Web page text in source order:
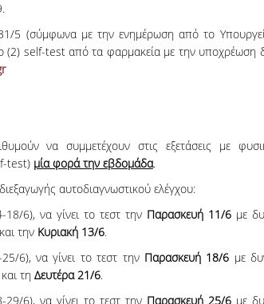
31/5 (σύμφωνα με την ενημέρωση από το
(2) self-test από τα φαρμακεία με την υποχρέωση
να συμμετέχουν στις εξετάσεις με
test) μία φορά την εβδομάδα.
αυτοδιαγνωστικού ελέγχου:
6), να γίνει το τεστ την Παρασκευή 11/6με
την Κυριακή 13/6.
6), να γίνει το τεστ την Παρασκευή 18/6 με
τη Δευτέρα 21/6.
6), να γίνει το τεστ την Παρασκευή 25/6με